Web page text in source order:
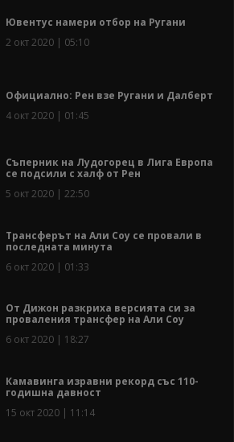
Ювентус намери отбор на Ругани
2 окт 2020 | 05:10
Официално: Рен взе Ругани и Далберт
4 окт 2020 | 01:45
Съперник на Лудогорец в Лига Европа
се подсили с халф от Рен
5 окт 2020 | 22:50
Трансферът на Али Соу се провали в
последната минута
6 окт 2020 | 01:33
От Дижон разкриха версията си за
проваления трансфер на Али Соу
6 окт 2020 | 18:27
Камавинга изравни рекорд със 110-
годишна давност
15 окт 2020 | 11:14